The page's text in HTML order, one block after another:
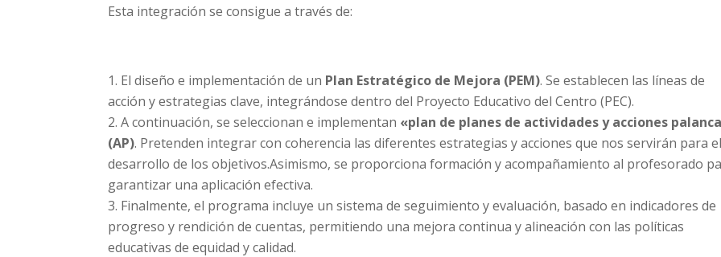
Esta integración se consigue a través de:
El diseño e implementación de un Plan Estratégico de Mejora (PEM). Se establecen las líneas de
acción y estrategias clave, integrándose dentro del Proyecto Educativo del Centro (PEC).
A continuación, se seleccionan e implementan «plan de planes de actividades y acciones
(AP). Pretenden integrar con coherencia las diferentes estrategias y acciones que nos servirán para
desarrollo de los objetivos.Asimismo, se proporciona formación y acompañamiento al profesorado
garantizar una aplicación efectiva.
Finalmente, el programa incluye un sistema de seguimiento y evaluación, basado en indicadores de
progreso y rendición de cuentas, permitiendo una mejora continua y alineación con las políticas
educativas de equidad y calidad.